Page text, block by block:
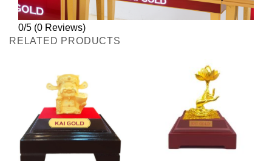
0/5 (0 Reviews)
RELATED PRODUCTS